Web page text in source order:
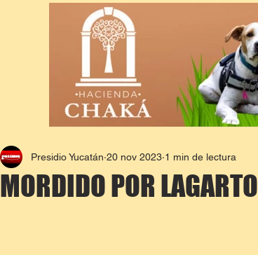
MORDIDO POR LAGARTO
Presidio Yucatán 20 nov 2023 1 min de lectura